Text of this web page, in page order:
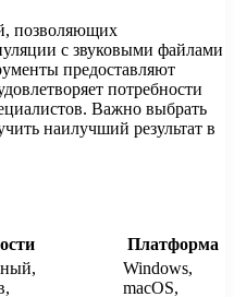
позволяющих
с звуковыми файлами
предоставляют
потребности
Важно выбрать
наилучший результат в
Платформа
Windows,
macOS,